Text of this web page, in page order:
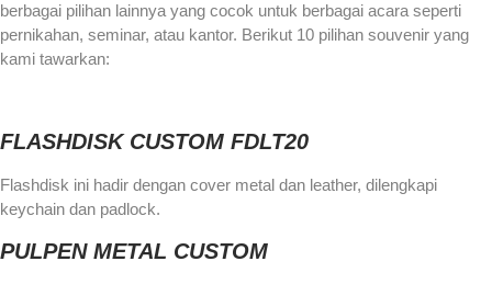
berbagai pilihan lainnya yang cocok untuk berbagai acara seperti
pernikahan, seminar, atau kantor. Berikut 10 pilihan souvenir yang
kami tawarkan:
FLASHDISK CUSTOM FDLT20
Flashdisk ini hadir dengan cover metal dan leather, dilengkapi
keychain dan padlock.
PULPEN METAL CUSTOM